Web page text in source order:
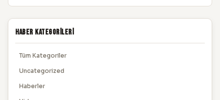
Haber Kategorileri
Tüm Kategoriler
Uncategorized
Haberler